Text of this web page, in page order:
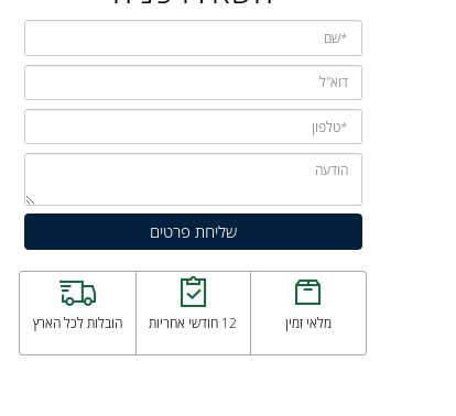
מלאי זמין 12 חודשי אחריות הובלות לכל הארץ